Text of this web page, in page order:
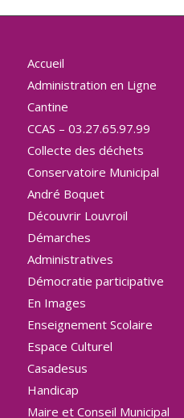
Accueil
Administration en Ligne
Cantine
CCAS – 03.27.65.97.99
Collecte des déchets
Conservatoire Municipal
André Boquet
Découvrir Louvroil
Démarches
Administratives
Démocratie participative
En Images
Enseignement Scolaire
Espace Culturel
Casadesus
Handicap
Maire et Conseil Municipal